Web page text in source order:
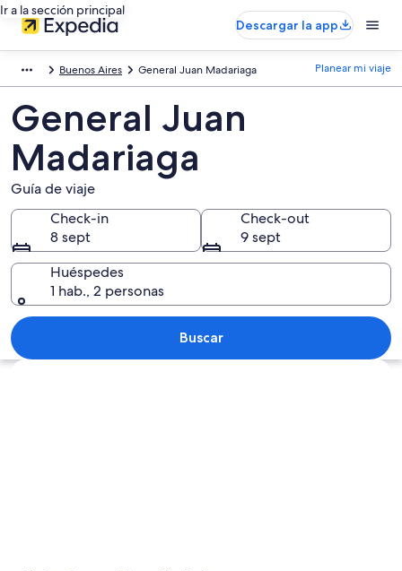
Ir a la sección principal
Descargar la app
Buenos Aires General Juan Madariaga Planear mi viaje
General Juan
Madariaga
Guía de viaje
Check-in
8 sept
Check-out
9 sept
Huéspedes
1 hab., 2 personas
Buscar
Ver mapa